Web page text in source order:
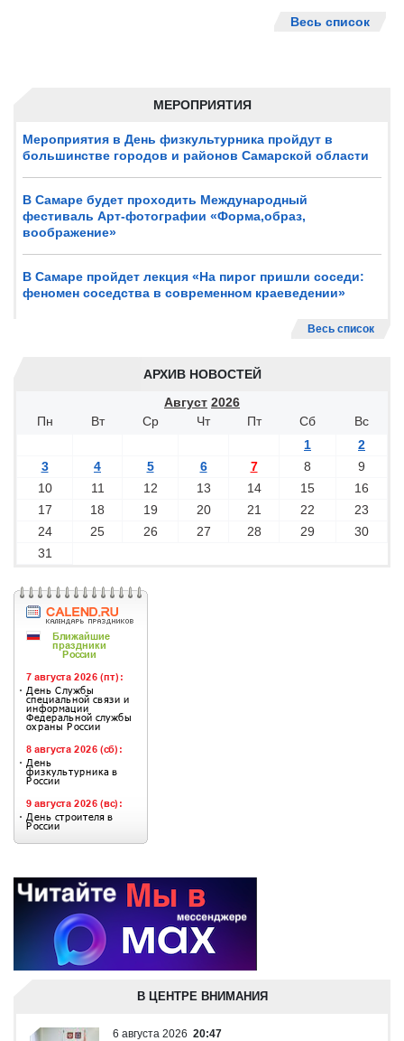
МЕРОПРИЯТИЯ
Мероприятия в День физкультурника пройдут в
большинстве городов и районов Самарской области
В Самаре будет проходить Международный
фестиваль Арт-фотографии «Форма,образ,
воображение»
В Самаре пройдет лекция «На пирог пришли соседи:
феномен соседства в современном краеведении»
Весь список
АРХИВ НОВОСТЕЙ
Август 2026
Пн
Вт Ср Чт Пт Сб
Вс
1
2
3
4 5 6 7 8
9
10
11 12 13 14 15
16
17
18 19 20 21 22
23
24
25 26 27 28 29
30
31
Весь список
В ЦЕНТРЕ ВНИМАНИЯ
6 августа 2026 20:47